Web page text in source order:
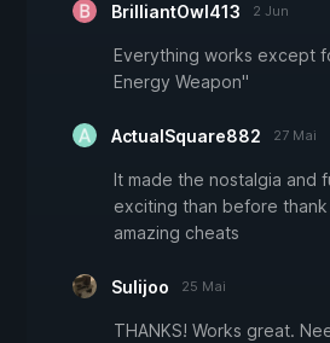
BrilliantOwl413 2 Jun
Everything works except
Energy Weapon"
ActualSquare882 27 Mai
It made the nostalgia and
exciting than before
amazing cheats
Sulijoo 25 Mai
THANKS! Works great.